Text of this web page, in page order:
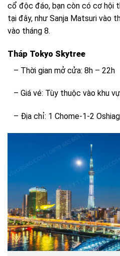
cổ độc đáo, bạn còn có cơ hội
tại đây, như Sanja Matsuri vào
vào tháng 8.
Tháp Tokyo Skytree
– Thời gian mở cửa: 8h – 22h
– Giá vé: Tùy thuộc vào khu
– Địa chỉ: 1 Chome-1-2